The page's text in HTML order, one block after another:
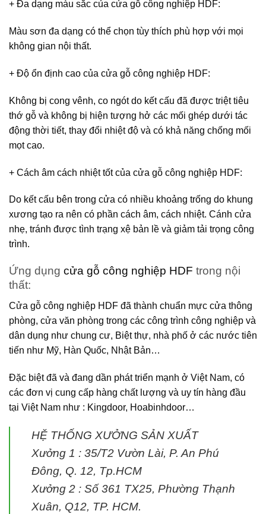
+ Đa dạng màu sắc của cửa gỗ công nghiệp HDF:
Màu sơn đa dạng có thể chọn tùy thích phù hợp với mọi
không gian nội thất.
+ Độ ổn định cao của cửa gỗ công nghiệp HDF:
Không bị cong vênh, co ngót do kết cấu đã được triệt tiêu
thớ gỗ và không bị hiện tượng hở các mối ghép dưới tác
động thời tiết, thay đổi nhiệt độ và có khả năng chống mối
mọt cao.
+ Cách âm cách nhiệt tốt của cửa gỗ công nghiệp HDF:
Do kết cấu bên trong cửa có nhiều khoảng trống do khung
xương tạo ra nên có phần cách âm, cách nhiệt. Cánh cửa
nhẹ, tránh được tình trạng xệ bản lề và giảm tải trọng công
trình.
Ứng dụng cửa gỗ công nghiệp HDF trong nội
thất:
Cửa gỗ công nghiệp HDF đã thành chuẩn mực cửa thông
phòng, cửa văn phòng trong các công trình công nghiệp và
dân dụng như chung cư, Biệt thự, nhà phố ở các nước tiên
tiến như Mỹ, Hàn Quốc, Nhật Bản…
Đặc biệt đã và đang dần phát triển mạnh ở Việt Nam, có
các đơn vị cung cấp hàng chất lượng và uy tín hàng đầu
tại Việt Nam như : Kingdoor, Hoabinhdoor…
HỆ THỐNG XƯỞNG SẢN XUẤT
Xưởng 1 : 35/T2 Vườn Lài, P. An Phú
Đông, Q. 12, Tp.HCM
Xưởng 2 : Số 361 TX25, Phường Thạnh
Xuân, Q12, TP. HCM.